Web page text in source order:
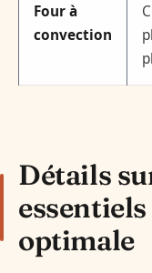
Four à
convection
Détails
optimale